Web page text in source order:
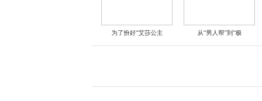
为了扮好“艾莎公主 从“男人帮”到“极